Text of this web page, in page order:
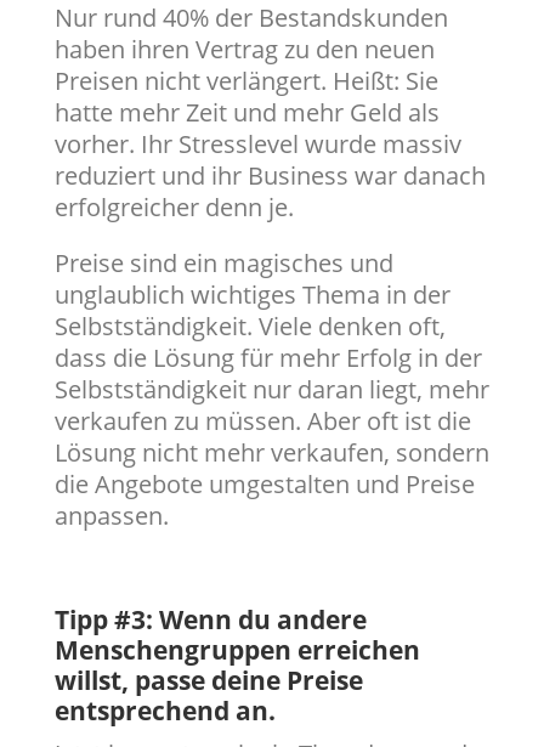
Nur rund 40% der Bestandskunden
haben ihren Vertrag zu den neuen
Preisen nicht verlängert. Heißt: Sie
hatte mehr Zeit und mehr Geld als
vorher. Ihr Stresslevel wurde massiv
reduziert und ihr Business war danach
erfolgreicher denn je.
Preise sind ein magisches und
unglaublich wichtiges Thema in der
Selbstständigkeit. Viele denken oft,
dass die Lösung für mehr Erfolg in der
Selbstständigkeit nur daran liegt, mehr
verkaufen zu müssen. Aber oft ist die
Lösung nicht mehr verkaufen, sondern
die Angebote umgestalten und Preise
anpassen.
Tipp #3: Wenn du andere
Menschengruppen erreichen
willst, passe deine Preise
entsprechend an.